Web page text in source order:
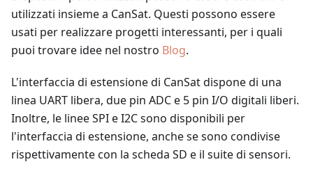
utilizzati insieme a CanSat. Questi possono essere
usati per realizzare progetti interessanti, per i quali
puoi trovare idee nel nostro Blog.
L'interfaccia di estensione di CanSat dispone di una
linea UART libera, due pin ADC e 5 pin I/O digitali liberi.
Inoltre, le linee SPI e I2C sono disponibili per
l'interfaccia di estensione, anche se sono condivise
rispettivamente con la scheda SD e il suite di sensori.